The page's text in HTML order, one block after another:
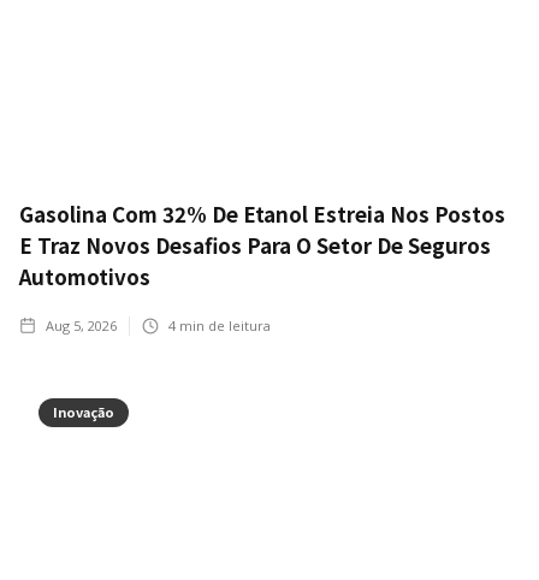
Gasolina Com 32% De Etanol Estreia Nos Postos
E Traz Novos Desafios Para O Setor De Seguros
Automotivos
Aug 5, 2026 4 min de leitura
Inovação